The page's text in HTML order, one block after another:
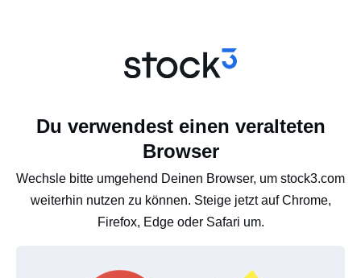
Du verwendest einen veralteten
Browser
Wechsle bitte umgehend Deinen Browser, um stock3.com
weiterhin nutzen zu können. Steige jetzt auf Chrome,
Firefox, Edge oder Safari um.